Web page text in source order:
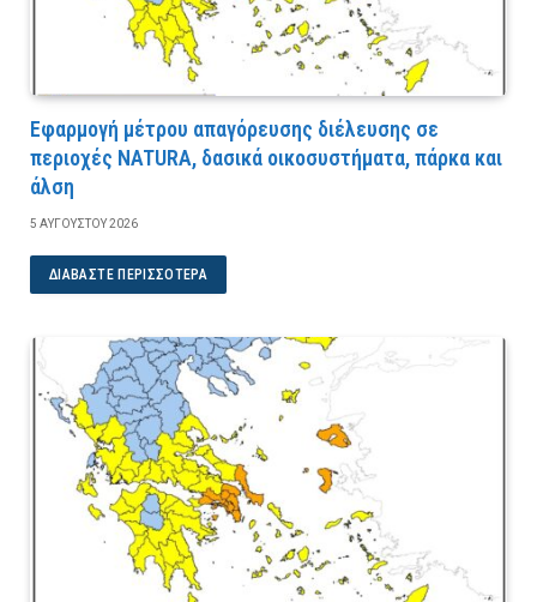
Εφαρμογή μέτρου απαγόρευσης διέλευσης σε
περιοχές NATURA, δασικά οικοσυστήματα, πάρκα και
άλση
5 ΑΥΓΟΎΣΤΟΥ 2026
ΔΙΑΒΆΣΤΕ ΠΕΡΙΣΣΌΤΕΡΑ